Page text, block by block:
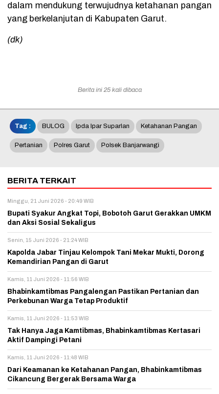
dalam mendukung terwujudnya ketahanan pangan
yang berkelanjutan di Kabupaten Garut.
(dk)
Berita ini 25 kali dibaca
Tag : BULOG Ipda Ipar Suparlan Ketahanan Pangan
Pertanian Polres Garut Polsek Banjarwangi
BERITA TERKAIT
Minggu, 21 Juni 2026 - 20:49 WIB
Bupati Syakur Angkat Topi, Bobotoh Garut Gerakkan UMKM
dan Aksi Sosial Sekaligus
Senin, 15 Juni 2026 - 21:24 WIB
Kapolda Jabar Tinjau Kelompok Tani Mekar Mukti, Dorong
Kemandirian Pangan di Garut
Kamis, 11 Juni 2026 - 11:56 WIB
Bhabinkamtibmas Pangalengan Pastikan Pertanian dan
Perkebunan Warga Tetap Produktif
Kamis, 11 Juni 2026 - 11:53 WIB
Tak Hanya Jaga Kamtibmas, Bhabinkamtibmas Kertasari
Aktif Dampingi Petani
Kamis, 11 Juni 2026 - 11:48 WIB
Dari Keamanan ke Ketahanan Pangan, Bhabinkamtibmas
Cikancung Bergerak Bersama Warga